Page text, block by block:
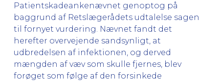
Patientskadeankenævnet genoptog på
baggrund af Retslægerådets udtalelse sagen
til fornyet vurdering. Nævnet fandt det
herefter overvejende sandsynligt, at
udbredelsen af infektionen, og derved
mængden af væv som skulle fjernes, blev
forøget som følge af den forsinkede